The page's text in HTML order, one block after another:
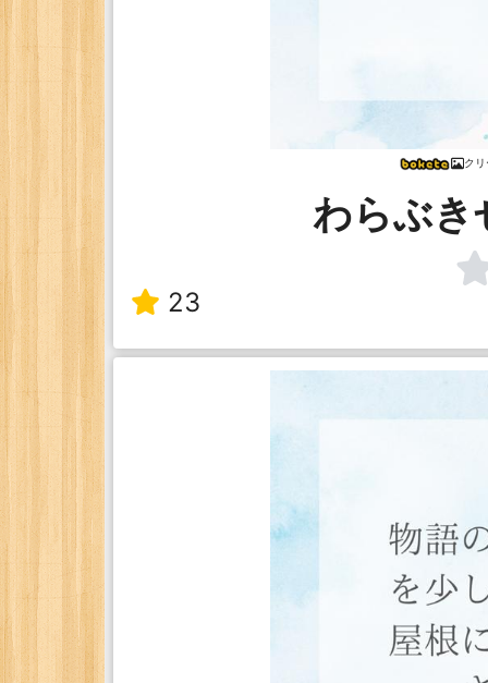
ク
わらぶき
23